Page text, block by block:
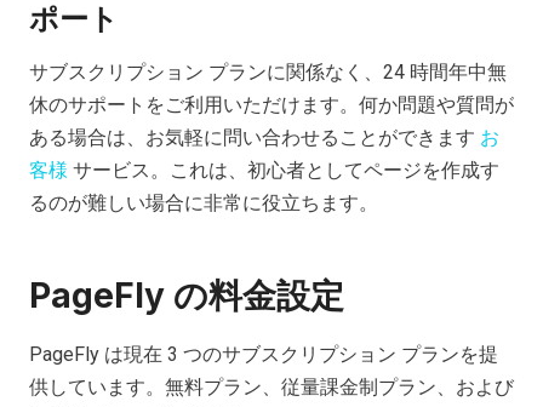
ポート
サブスクリプション プランに関係なく、24 時間年中無
休のサポートをご利用いただけます。何か問題や質問が
ある場合は、お気軽に問い合わせることができます お
客様 サービス。これは、初心者としてページを作成す
るのが難しい場合に非常に役立ちます。
PageFly の料金設定
PageFly は現在 3 つのサブスクリプション プランを提
供しています。無料プラン、従量課金制プラン、および